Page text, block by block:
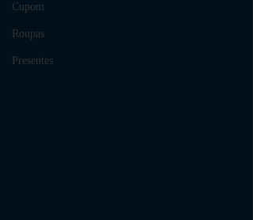
Cupom
Roupas
Presentes